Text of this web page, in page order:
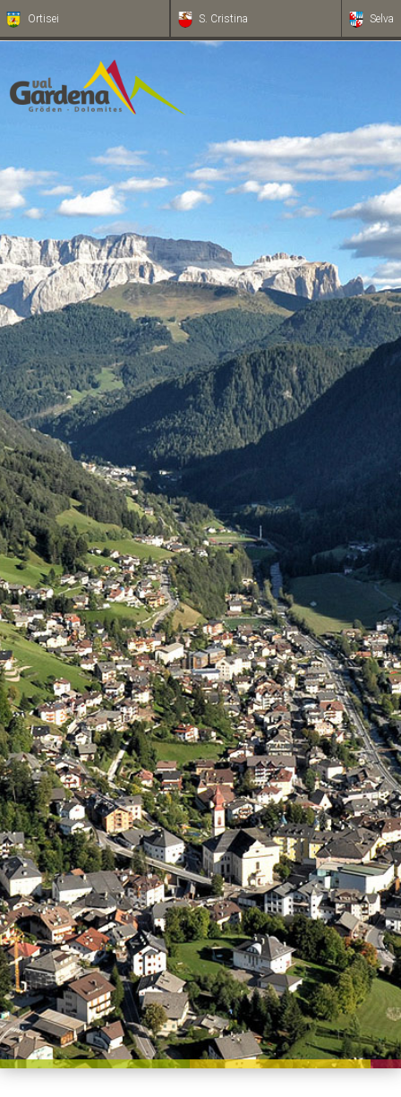
Ortisei S. Cristina Selva